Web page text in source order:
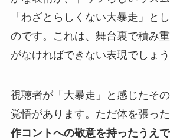
「わざとらしくない大暴走」と
のです。これは、舞台裏で積み
がなければできない表現でしょう
視聴者が「大暴走」と感じたそ
覚悟があります。ただ体を張った
作コントへの敬意を持ったうえ